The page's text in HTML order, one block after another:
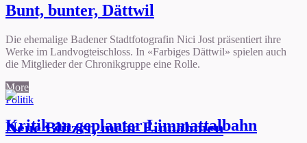
Bunt, bunter, Dättwil
Die ehemalige Badener Stadtfotografin Nici Jost präsentiert ihre
Werke im Landvogteischloss. In «Farbiges Dättwil» spielen auch
die Mitglieder der Chronikgruppe eine Rolle.
More
Politik
Neue Blitzer, mehr Einnahmen
Kritik an geplanter Limmattalbahn